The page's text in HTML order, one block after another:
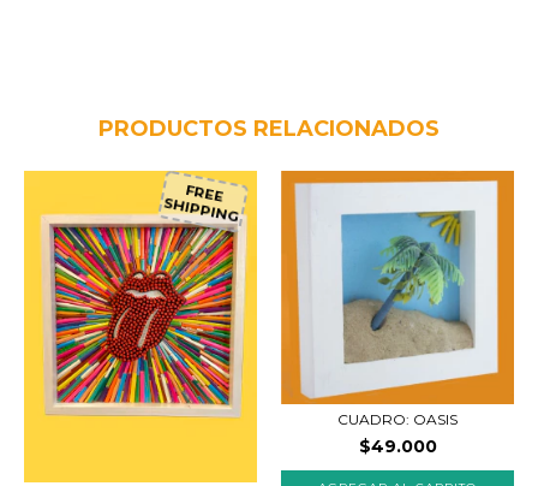
PRODUCTOS RELACIONADOS
FREE
SHIPPING
CUADRO: OASIS
$49.000